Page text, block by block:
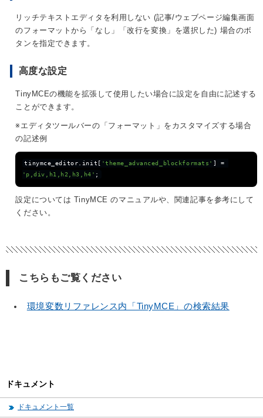
リッチテキストエディタを利用しない (記事/ウェブページ編集画面
のフォーマットから「なし」「改行を変換」を選択した) 場合のボ
タンを指定できます。
高度な設定
TinyMCEの機能を拡張して使用したい場合に設定を自由に記述する
ことができます。
※エディタツールバーの「フォーマット」をカスタマイズする場合
の記述例
tinymce_editor init [ 'theme_advanced_blockformats' ]
=
'p,div,h1,h2,h3,h4' ;
設定については TinyMCE のマニュアルや、関連記事を参考にして
ください。
こちらもご覧ください
環境変数リファレンス内「TinyMCE」の検索結果
ドキュメント
ドキュメント一覧